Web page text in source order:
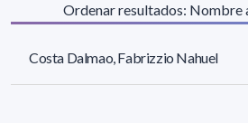
Ordenar resultados: Nombre
Costa Dalmao, Fabrizzio Nahuel